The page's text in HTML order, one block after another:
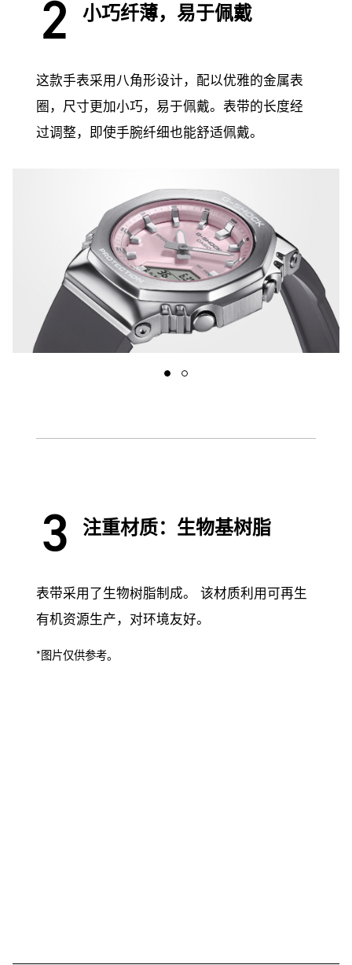
小巧纤薄，易于佩戴
这款手表采用八角形设计，配以优雅的金属表
圈，尺寸更加小巧，易于佩戴。表带的长度经
过调整，即使手腕纤细也能舒适佩戴。
注重材质：生物基树脂
表带采用了生物树脂制成。 该材质利用可再生
有机资源生产，对环境友好。
*图片仅供参考。